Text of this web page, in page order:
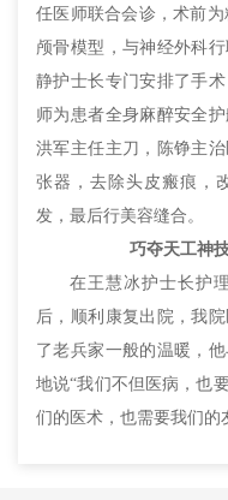
任医师联合会诊，术前
颅骨模型，与神经外科
静护士长专门安排了手
师为患者全身麻醉安全
洪军主任主刀，陈铮主
张器，去除头皮瘢痕，
发，最后行美容缝合。
巧夺天工神
在王慧冰护士长护
后，顺利康复出院，我
了老兵家一般的温暖，
地说“我们不但医病，也
们的医术，也需要我们的